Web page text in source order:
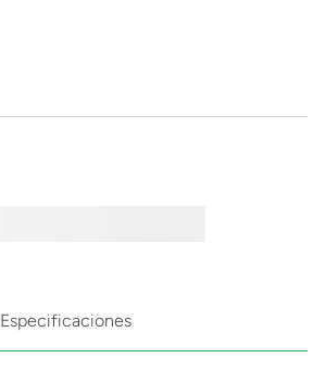
Especificaciones